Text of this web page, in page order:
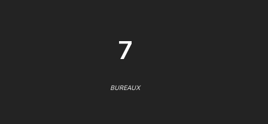
7
BUREAUX